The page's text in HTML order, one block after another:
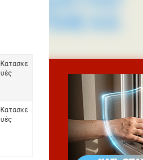
Κατασκε
υές
Κατασκε
υές